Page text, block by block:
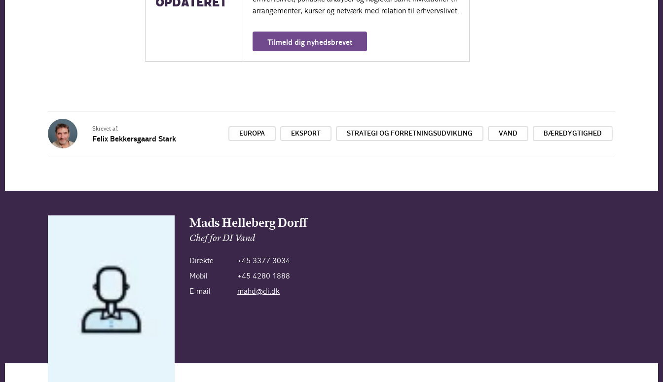
OPDATERET
arrangementer, kurser og netværk med relation til erhvervslivet.
Tilmeld dig nyhedsbrevet
Skrevet af:
Felix Bekkersgaard Stark
EUROPA EKSPORT STRATEGI OG FORRETNINGSUDVIKLING VAND BÆREDYGTIGHED
Mads Helleberg Dorff
Chef for DI Vand
Direkte
+45 3377 3034
Mobil
+45 4280 1888
E-mail
mahd@di.dk